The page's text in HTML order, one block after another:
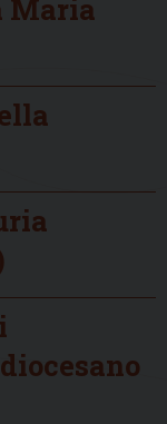
Maria